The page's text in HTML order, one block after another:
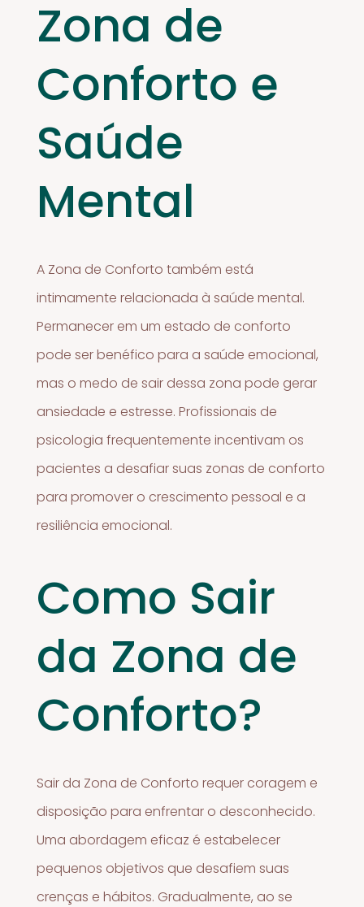
Zona de
Conforto e
Saúde
Mental
A Zona de Conforto também está
intimamente relacionada à saúde mental.
Permanecer em um estado de conforto
pode ser benéfico para a saúde emocional,
mas o medo de sair dessa zona pode gerar
ansiedade e estresse. Profissionais de
psicologia frequentemente incentivam os
pacientes a desafiar suas zonas de conforto
para promover o crescimento pessoal e a
resiliência emocional.
Como Sair
da Zona de
Conforto?
Sair da Zona de Conforto requer coragem e
disposição para enfrentar o desconhecido.
Uma abordagem eficaz é estabelecer
pequenos objetivos que desafiem suas
crenças e hábitos. Gradualmente, ao se